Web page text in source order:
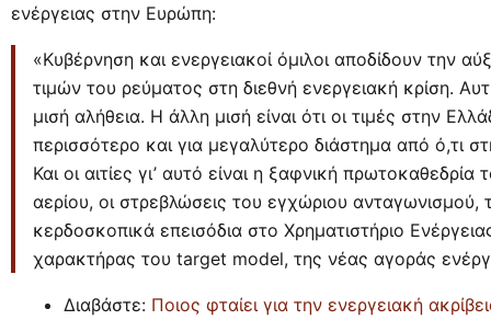
ενέργειας στην Ευρώπη:
«Κυβέρνηση και ενεργειακοί όμιλοι αποδίδουν την
τιμών του ρεύματος στη διεθνή ενεργειακή κρίση.
μισή αλήθεια. Η άλλη μισή είναι ότι οι τιμές στην
περισσότερο και για μεγαλύτερο διάστημα από ό,τι
Και οι αιτίες γι’ αυτό είναι η ξαφνική πρωτοκαθεδρία
αερίου, οι στρεβλώσεις του εγχώριου ανταγωνισμού,
κερδοσκοπικά επεισόδια στο Χρηματιστήριο
χαρακτήρας του target model, της νέας αγοράς
Διαβάστε: Ποιος φταίει για την ενεργειακή